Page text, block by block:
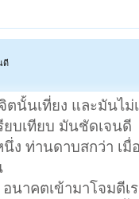
ดี
ตนั้นเที่ยง และมันไม่
ยบเทียบ มันชัดเจนดี
ง ท่านดาบสกว่า เมื่อ
อนาคตเข้ามาโจมตีเ